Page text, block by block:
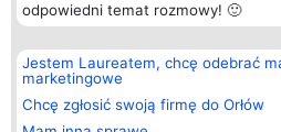
odpowiedni temat rozmowy! 🙂
Jestem Laureatem, chcę odebrać
marketingowe
Chcę zgłosić swoją firmę do Orłów
Organizator plebiscytu
Bright Side Solutions sp. z o.
o. sp. k.
ul. Ruska 22
Wrocław 50-079
Plebiscyt
Laureaci
wszystkich
Laureatów